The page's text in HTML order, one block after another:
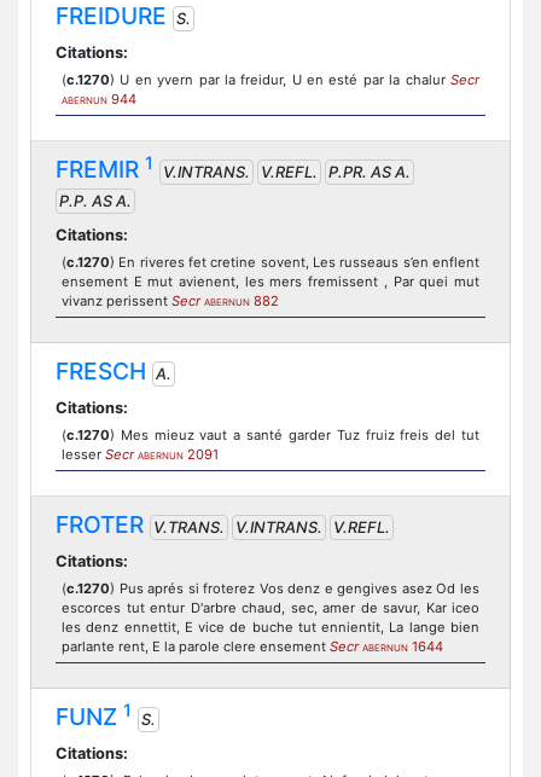
FREIDURE S.
Citations:
(c.1270) U en yvern par la freidur, U en esté par la chalur Secr
ABERNUN 944
FREMIR 1 V.INTRANS. V.REFL.
P.PR. AS A.
P.P. AS A.
Citations:
(c.1270) En riveres fet cretine sovent, Les russeaus s’en enflent
ensement E mut avienent, les mers fremissent , Par quei mut
vivanz perissent Secr ABERNUN 882
FRESCH A.
Citations:
(c.1270) Mes mieuz vaut a santé garder Tuz fruiz freis del tut
lesser Secr ABERNUN 2091
FROTER V.TRANS. V.INTRANS.
V.REFL.
Citations:
(c.1270) Pus aprés si froterez Vos denz e gengives asez Od les
escorces tut entur D'arbre chaud, sec, amer de savur, Kar iceo
les denz ennettit, E vice de buche tut ennientit, La lange bien
parlante rent, E la parole clere ensement Secr ABERNUN 1644
FUNZ 1
S.
Citations: